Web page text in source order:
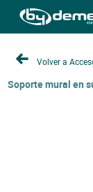
Volver a
Soporte mural en